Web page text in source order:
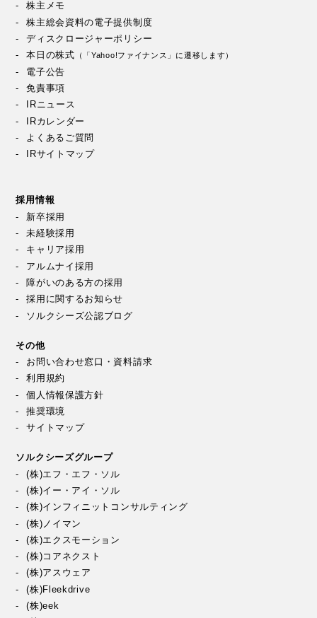
株主メモ
株主総会資料の電子提供制度
ディスクロージャーポリシー
本日の株式 （「Yahoo!ファイナンス」に遷移します）
電子公告
免責事項
IRニュース
IRカレンダー
よくあるご質問
IRサイトマップ
採用情報
新卒採用
未経験採用
キャリア採用
アルムナイ採用
障がいのある方の採用
採用に関するお知らせ
ソルクシーズ公認ブログ
その他
お問い合わせ窓口・資料請求
利用規約
個人情報保護方針
推奨環境
サイトマップ
ソルクシーズグループ
(株)エフ・エフ・ソル
(株)イー・アイ・ソル
(株)インフィニットコンサルティング
(株)ノイマン
(株)エクスモーション
(株)コアネクスト
(株)アスウェア
(株)Fleekdrive
(株)eek